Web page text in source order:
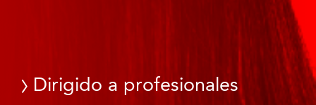
Dirigido a profesionales